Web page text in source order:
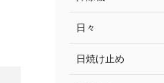
日々
日焼け止め